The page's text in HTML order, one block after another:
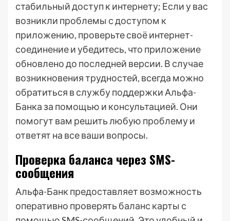
стабильный доступ к интернету; Если у вас
возникли проблемы с доступом к
приложению, проверьте своё интернет-
соединение и убедитесь, что приложение
обновлено до последней версии. В случае
возникновения трудностей, всегда можно
обратиться в службу поддержки Альфа-
Банка за помощью и консультацией. Они
помогут вам решить любую проблему и
ответят на все ваши вопросы.
Проверка баланса через SMS-
сообщения
Альфа-Банк предоставляет возможность
оперативно проверять баланс карты с